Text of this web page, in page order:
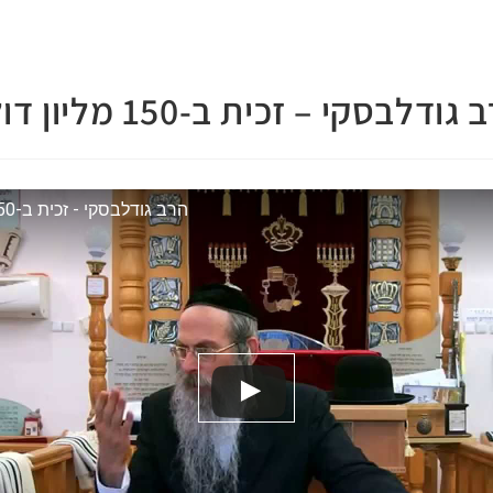
– זכית ב-150 מליון דולר
הרב גודלבסקי - זכית ב-150 מיליון דולר